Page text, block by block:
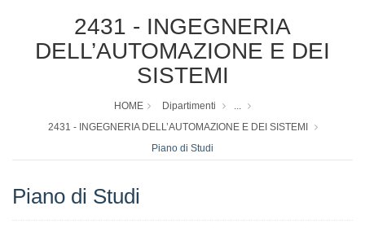
2431 - INGEGNERIA
DELL’AUTOMAZIONE E DEI
SISTEMI
HOME Dipartimenti
...
2431 - INGEGNERIA DELL’AUTOMAZIONE E DEI SISTEMI
Piano di Studi
Piano di Studi